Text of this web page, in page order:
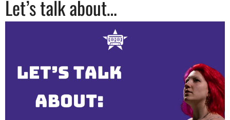
Let’s talk about…